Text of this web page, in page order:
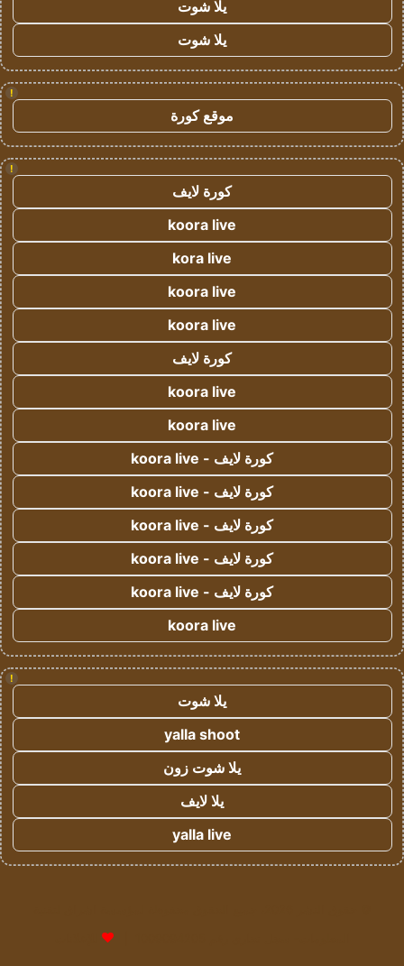
يلا شوت
يلا شوت
!
موقع كورة
!
كورة لايف
koora live
kora live
koora live
koora live
كورة لايف
koora live
koora live
كورة لايف - koora live
كورة لايف - koora live
كورة لايف - koora live
كورة لايف - koora live
كورة لايف - koora live
koora live
!
يلا شوت
yalla shoot
يلا شوت زون
يلا لايف
yalla live